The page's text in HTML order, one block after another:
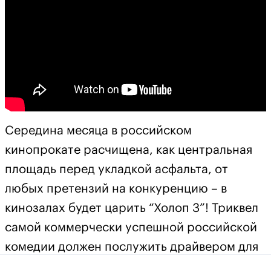
Середина месяца в российском
кинопрокате расчищена, как центральная
площадь перед укладкой асфальта, от
любых претензий на конкуренцию – в
кинозалах будет царить “Холоп 3”! Триквел
самой коммерчески успешной российской
комедии должен послужить драйвером для